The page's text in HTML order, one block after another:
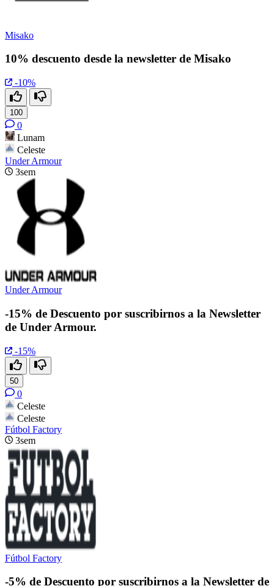
Misako
10% descuento desde la newsletter de Misako
-10%
100
0
Lunam
Celeste
Under Armour
3sem
Under Armour
-15% de Descuento por suscribirnos a la Newsletter
de Under Armour.
-15%
50
0
Celeste
Celeste
Fútbol Factory
3sem
Fútbol Factory
-5% de Descuento por suscribirnos a la Newsletter de